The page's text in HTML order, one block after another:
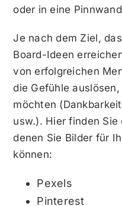
oder in eine
Je nach dem Ziel,
Board-Ideen
von erfolgreichen
die Gefühle
möchten
usw.). Hier finden
denen Sie Bilder für
können:
Pexels
Pinterest